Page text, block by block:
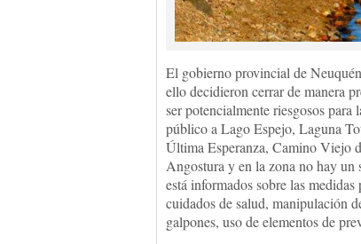
El gobierno provincial de
ello decidieron cerrar de manera
ser potencialmente riesgosos para
público a Lago Espejo, Laguna
Última Esperanza, Camino Viejo
Angostura y en la zona no hay
está informados sobre las medidas
cuidados de salud, manipulación
galpones, uso de elementos de